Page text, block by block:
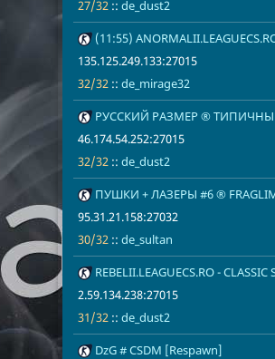
27/32 :: de_dust2
19 (11:55)
135.125.249.133:27015
32/32 :: de_mirage32
20 РУССКИЙ РАЗМЕР ®
46.174.54.252:27015
32/32 :: de_dust2
21 ПУШКИ + ЛАЗЕРЫ #6 ®
95.31.21.158:27032
30/32 :: de_sultan
22 REBELII.LEAGUECS.RO - CLASSIC
2.59.134.238:27015
31/32 :: de_dust2
23 DzG # CSDM [Respawn]